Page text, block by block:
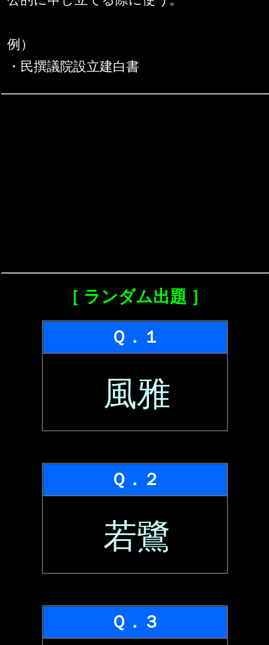
例）
・民撰議院設立建白書
［ ランダム出題 ］
Ｑ．１
風雅
Ｑ．２
若鷺
Ｑ．３